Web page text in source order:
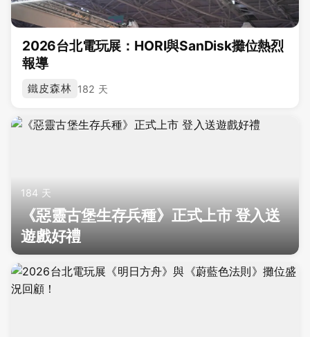
2026台北電玩展：HORI與SanDisk攤位熱烈
報導
鐵皮森林 182 天
184 天
《惡靈古堡生存兵種》正式上市 登入送
遊戲好禮